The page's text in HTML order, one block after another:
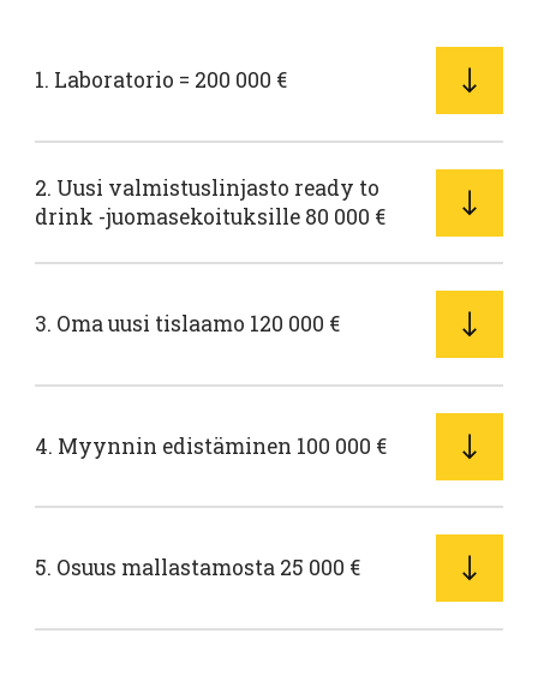
1. Laboratorio = 200 000 €
2. Uusi valmistuslinjasto ready to
drink -juomasekoituksille 80 000 €
3. Oma uusi tislaamo 120 000 €
4. Myynnin edistäminen 100 000 €
5. Osuus mallastamosta 25 000 €